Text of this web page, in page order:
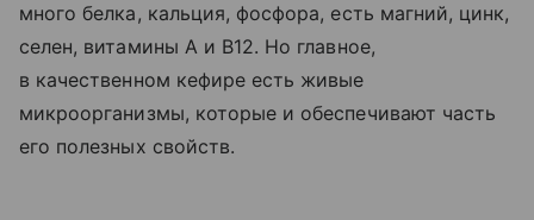
много белка, кальция, фосфора, есть магний, цинк,
селен, витамины A и B12. Но главное,
в качественном кефире есть живые
микроорганизмы, которые и обеспечивают часть
его полезных свойств.